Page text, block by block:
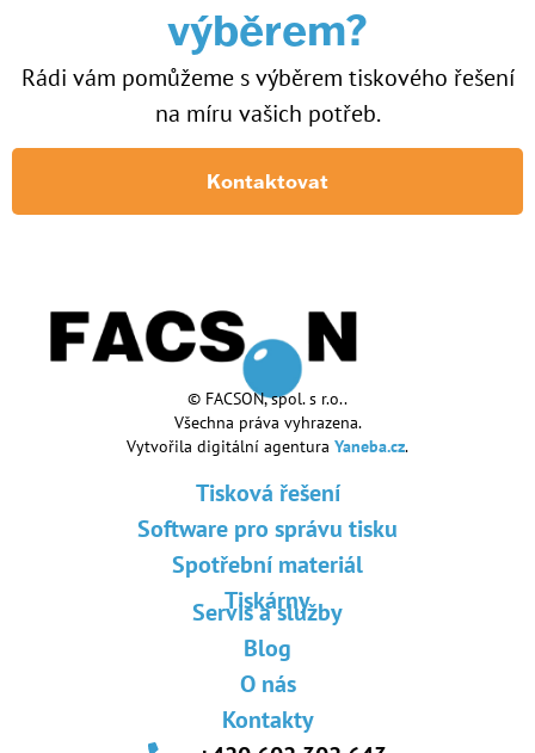
výběrem?
Rádi vám pomůžeme s výběrem tiskového řešení
na míru vašich potřeb.
Kontaktovat
© FACSON, spol. s r.o..
Všechna práva vyhrazena.
Vytvořila digitální agentura Yaneba.cz.
Tisková řešení
Software pro správu tisku
Spotřební materiál
Tiskárny
Servis a služby
Blog
O nás
Kontakty